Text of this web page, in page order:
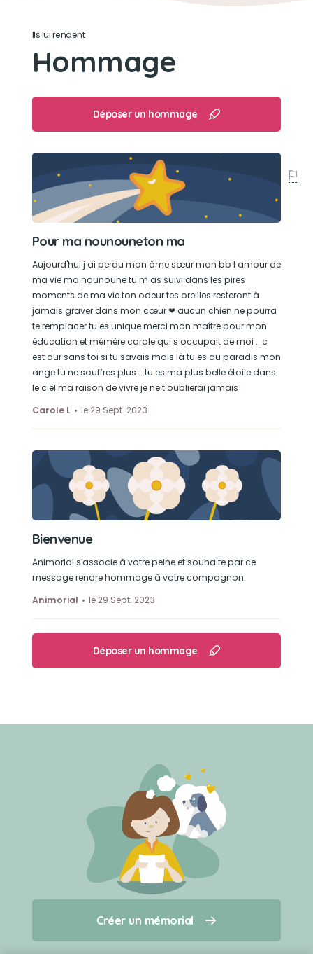
Créer un mémorial
Qui sommes-nous ?
Son jouet préféré
Sont lapin, cœur rose.
Son loisir préféré
Balade au canal et surtout l'eau
Ils lui rendent
Hommage
Déposer un hommage
Pour ma nounouneton ma
Aujourd'hui j ai perdu mon âme sœur mon bb l amour de
ma vie ma nounoune tu m as suivi dans les pires
moments de ma vie ton odeur tes oreilles resteront à
jamais graver dans mon cœur ❤ aucun chien ne pourra
te remplacer tu es unique merci mon maître pour mon
éducation et mémère carole qui s occupait de moi ...c
est dur sans toi si tu savais mais là tu es au paradis mon
ange tu ne souffres plus ...tu es ma plus belle étoile dans
le ciel ma raison de vivre je ne t oublierai jamais
Carole L
le 29 Sept. 2023
Bienvenue
Animorial s'associe à votre peine et souhaite par ce
message rendre hommage à votre compagnon.
Animorial
le 29 Sept. 2023
Déposer un hommage
Créer un mémorial